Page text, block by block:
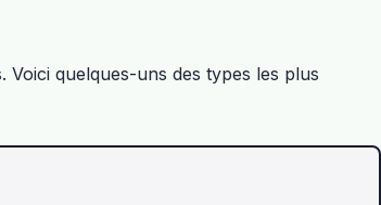
quelques-uns des types les plus